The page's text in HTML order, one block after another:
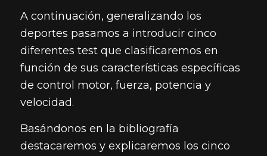
A continuación, generalizando los
deportes pasamos a introducir cinco
diferentes test que clasificaremos en
función de sus características específicas
de control motor, fuerza, potencia y
velocidad.
Basándonos en la bibliografía
destacaremos y explicaremos los cinco